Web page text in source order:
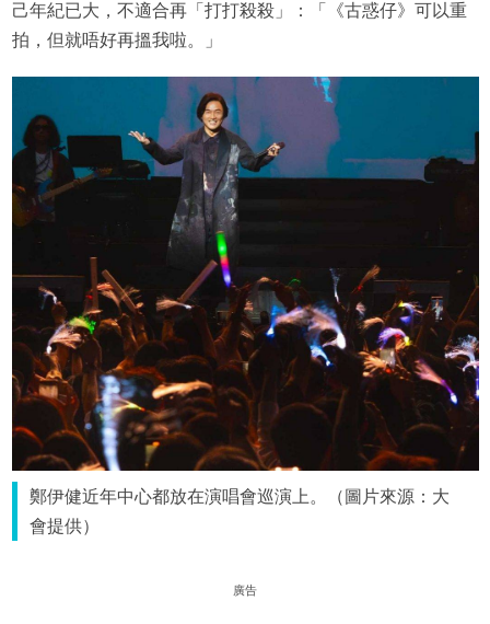
己年紀已大，不適合再「打打殺殺」：「《古惑仔》可以重
拍，但就唔好再搵我啦。」
鄭伊健近年中心都放在演唱會巡演上。（圖片來源：大
會提供）
廣告